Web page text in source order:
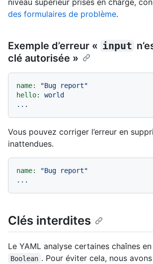
des formulaires de problème.
Exemple d’erreur « input
clé autorisée »
name:
"Bug report"
hello:
world
...
Vous pouvez corriger l’erreur en
inattendues.
name:
"Bug report"
...
Clés interdites
Le YAML analyse certaines chaînes
Boolean . Pour éviter cela, nous